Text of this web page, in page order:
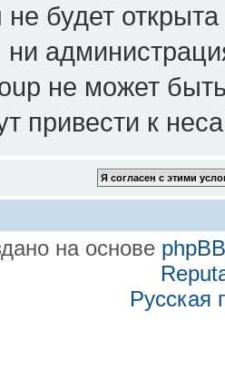
будет
ни
не может
привести к
на основе phpBB
Русская